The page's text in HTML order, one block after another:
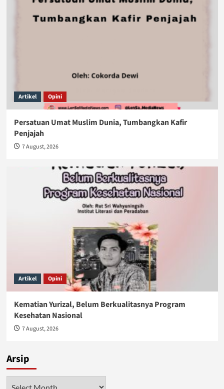
Artikel Opini
Persatuan Umat Muslim Dunia, Tumbangkan Kafir
Penjajah
7 August, 2026
Artikel Opini
Kematian Yurizal, Belum Berkualitasnya Program
Kesehatan Nasional
7 August, 2026
Arsip